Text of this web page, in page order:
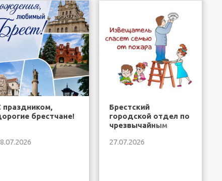
общественных
объединений и
профессиональных
сою
праздником,
брестчане!
Брестский
городской отдел по
чрезвычайным
информирует
27.07.2026